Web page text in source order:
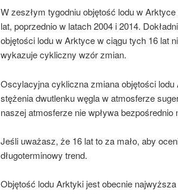
W zeszłym tygodniu objętość lodu w
lat, poprzednio w latach 2004 i 2014.
objętości lodu w Arktyce w ciągu tych 16 lat
wykazuje cykliczny wzór zmian.
Oscylacyjna cykliczna zmiana objętości
stężenia dwutlenku węgla w atmosferze
naszej atmosferze nie wpływa bezpośrednio
Jeśli uważasz, że 16 lat to za mało, aby
długoterminowy trend.
Objętość lodu Arktyki jest obecnie najwyższa